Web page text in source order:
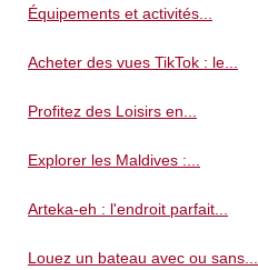
Équipements et activités...
Acheter des vues TikTok : le...
Profitez des Loisirs en...
Explorer les Maldives :...
Arteka-eh : l'endroit parfait...
Louez un bateau avec ou sans...